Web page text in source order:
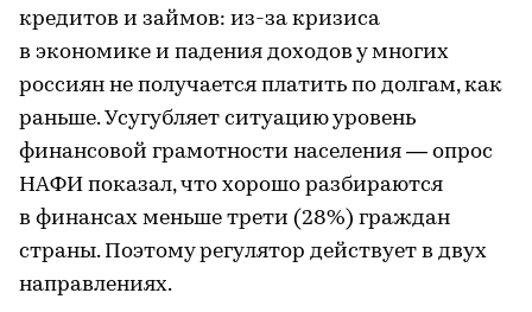
кредитов и займов: из-за кризиса
в экономике и падения доходов у многих
россиян не получается платить по долгам, как
раньше. Усугубляет ситуацию уровень
финансовой грамотности населения — опрос
НАФИ показал, что хорошо разбираются
в финансах меньше трети (28%) граждан
страны. Поэтому регулятор действует в двух
направлениях.